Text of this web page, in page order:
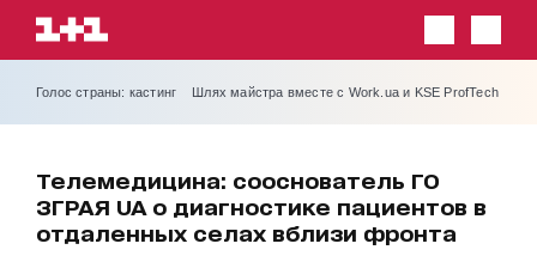
Голос страны: кастинг Шлях майстра вместе с Work.ua и KSE ProfTech
Телемедицина: сооснователь ГО
ЗГРАЯ UA о диагностике пациентов в
отдаленных селах вблизи фронта